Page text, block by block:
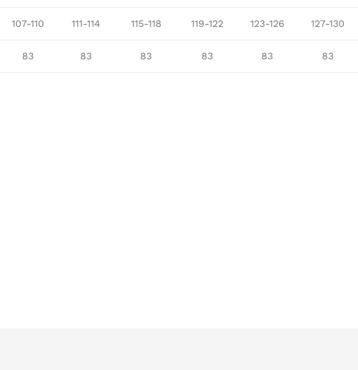
107-110 111-114 115-118 119-122 123-126 127-130
83 83 83 83 83 83